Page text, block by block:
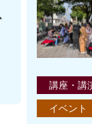
講座・講
イベント